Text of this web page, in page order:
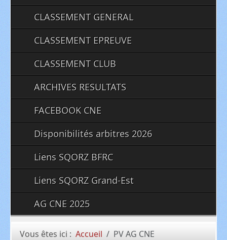
CLASSEMENT GENERAL
CLASSEMENT EPREUVE
CLASSEMENT CLUB
ARCHIVES RESULTATS
FACEBOOK CNE
Disponibilités arbitres 2026
Liens SQORZ BFRC
Liens SQORZ Grand-Est
AG CNE 2025
Vous êtes ici : Accueil PV AG CNE